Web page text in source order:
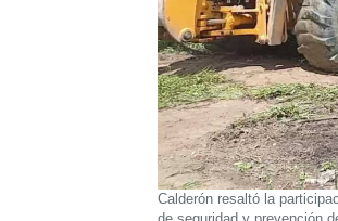
Calderón resaltó la